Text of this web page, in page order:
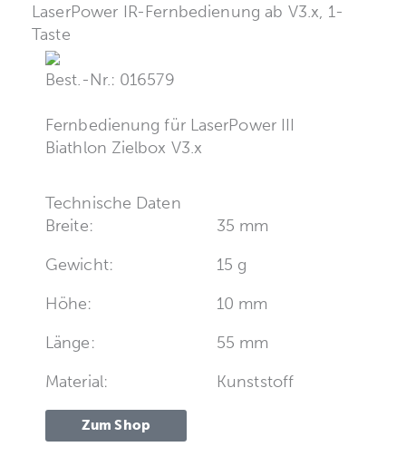
LaserPower IR-Fernbedienung ab V3.x, 1-
Taste
Best.-Nr.: 016579
Fernbedienung für LaserPower III
Biathlon Zielbox V3.x
Technische Daten
Breite:
35 mm
Gewicht:
15 g
Höhe:
10 mm
Länge:
55 mm
Material:
Kunststoff
Zum Shop